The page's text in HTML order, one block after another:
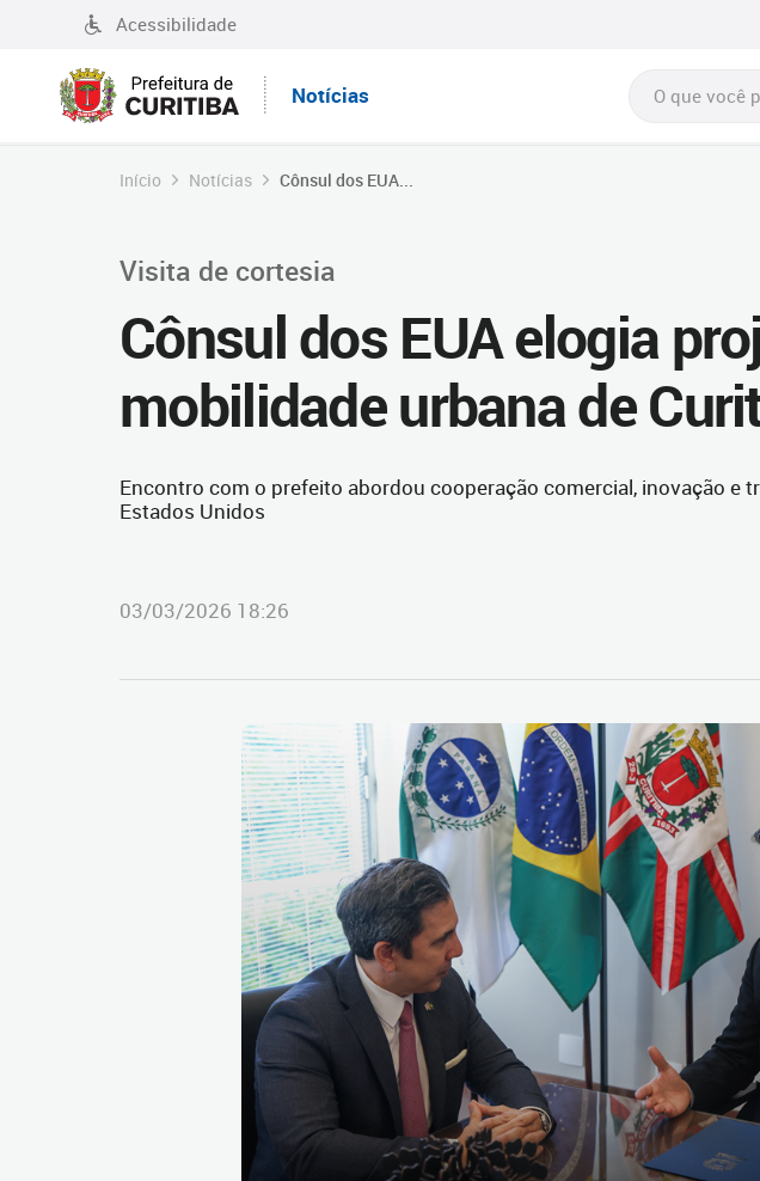
Acessibilidade
Notícias
Início Notícias Cônsul dos EUA...
Visita de cortesia
Cônsul dos EUA elogia
mobilidade urbana de
Encontro com o prefeito abordou cooperação comercial, inovação e
Estados Unidos
03/03/2026 18:26